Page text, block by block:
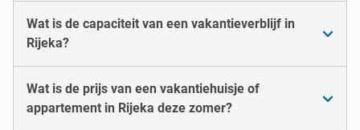
Wat is de capaciteit van een vakantieverblijf in
Rijeka?
Wat is de prijs van een vakantiehuisje of
appartement in Rijeka deze zomer?